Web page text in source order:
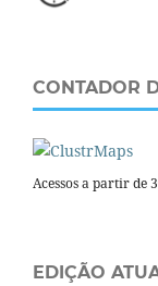
CONTADOR
Acessos a partir de
EDIÇÃO